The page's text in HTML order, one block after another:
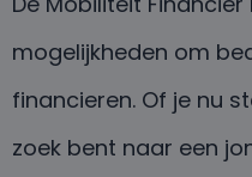
mogelijkheden om
financieren. Of je nu
zoek bent naar een